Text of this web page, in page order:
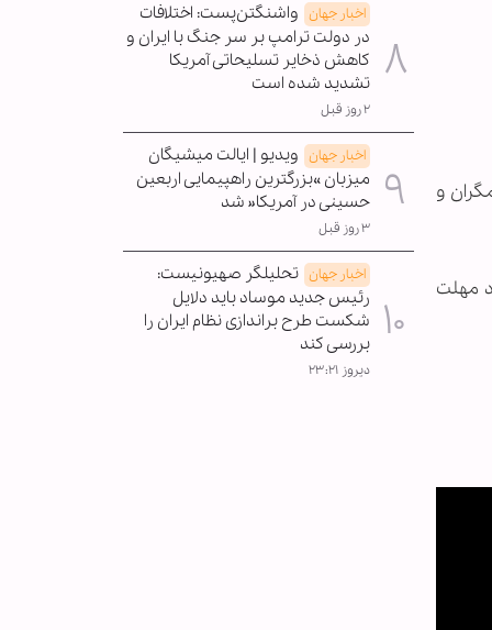
و
مهلت
اخبار جهان واشنگتن‌پست: اختلافات
در دولت ترامپ بر سر جنگ با ایران و
کاهش ذخایر تسلیحاتی آمریکا
تشدید شده است
۲ روز قبل
اخبار جهان ویدیو | ایالت میشیگان
میزبان »بزرگترین راهپیمایی اربعین
حسینی در آمریکا« شد
۳ روز قبل
اخبار جهان تحلیلگر صهیونیست:
رئیس جدید موساد باید دلایل
شکست طرح براندازی نظام ایران را
بررسی کند
دیروز ۲۳:۲۱